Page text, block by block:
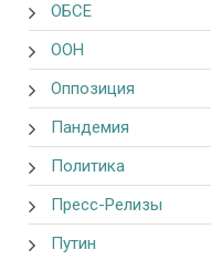
ОБСЕ
ООН
Оппозиция
Пандемия
Политика
Пресс-Релизы
Путин